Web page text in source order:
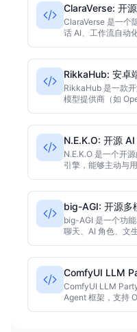
ClaraVerse: 开
ClaraVerse 是一个
话 AI、工作流自动
RikkaHub: 安卓
RikkaHub 是一款
模型提供商（如
N.E.K.O: 开源
戏
N.E.K.O 是一个开
引擎，能够主动与
big-AGI: 开源多
话
big-AGI 是一个功
聊天、AI 角色、文
ComfyUI LLM
Agent框架
ComfyUI LLM
Agent 框架，支持